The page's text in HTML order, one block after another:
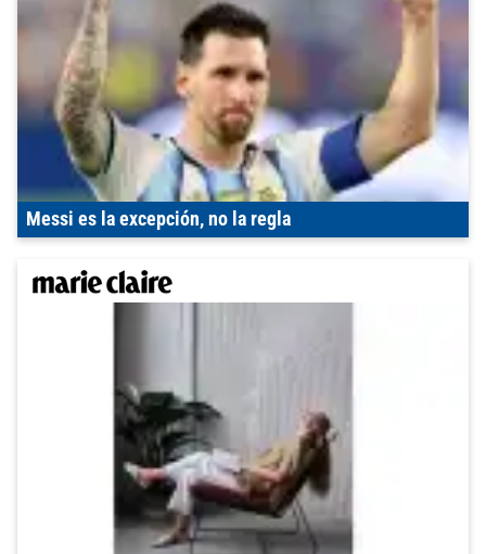
Messi es la excepción, no la regla